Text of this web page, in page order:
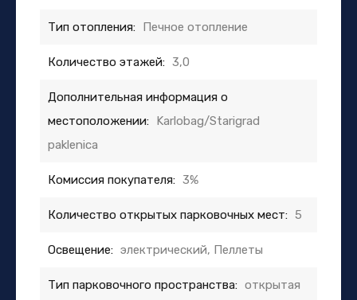
Тип отопления: Печное отопление
Количество этажей: 3,0
Дополнительная информация о
местоположении: Karlobag/Starigrad
paklenica
Комиссия покупателя: 3%
Количество открытых парковочных мест: 5
Освещение: электрический, Пеллеты
Тип парковочного пространства: открытая